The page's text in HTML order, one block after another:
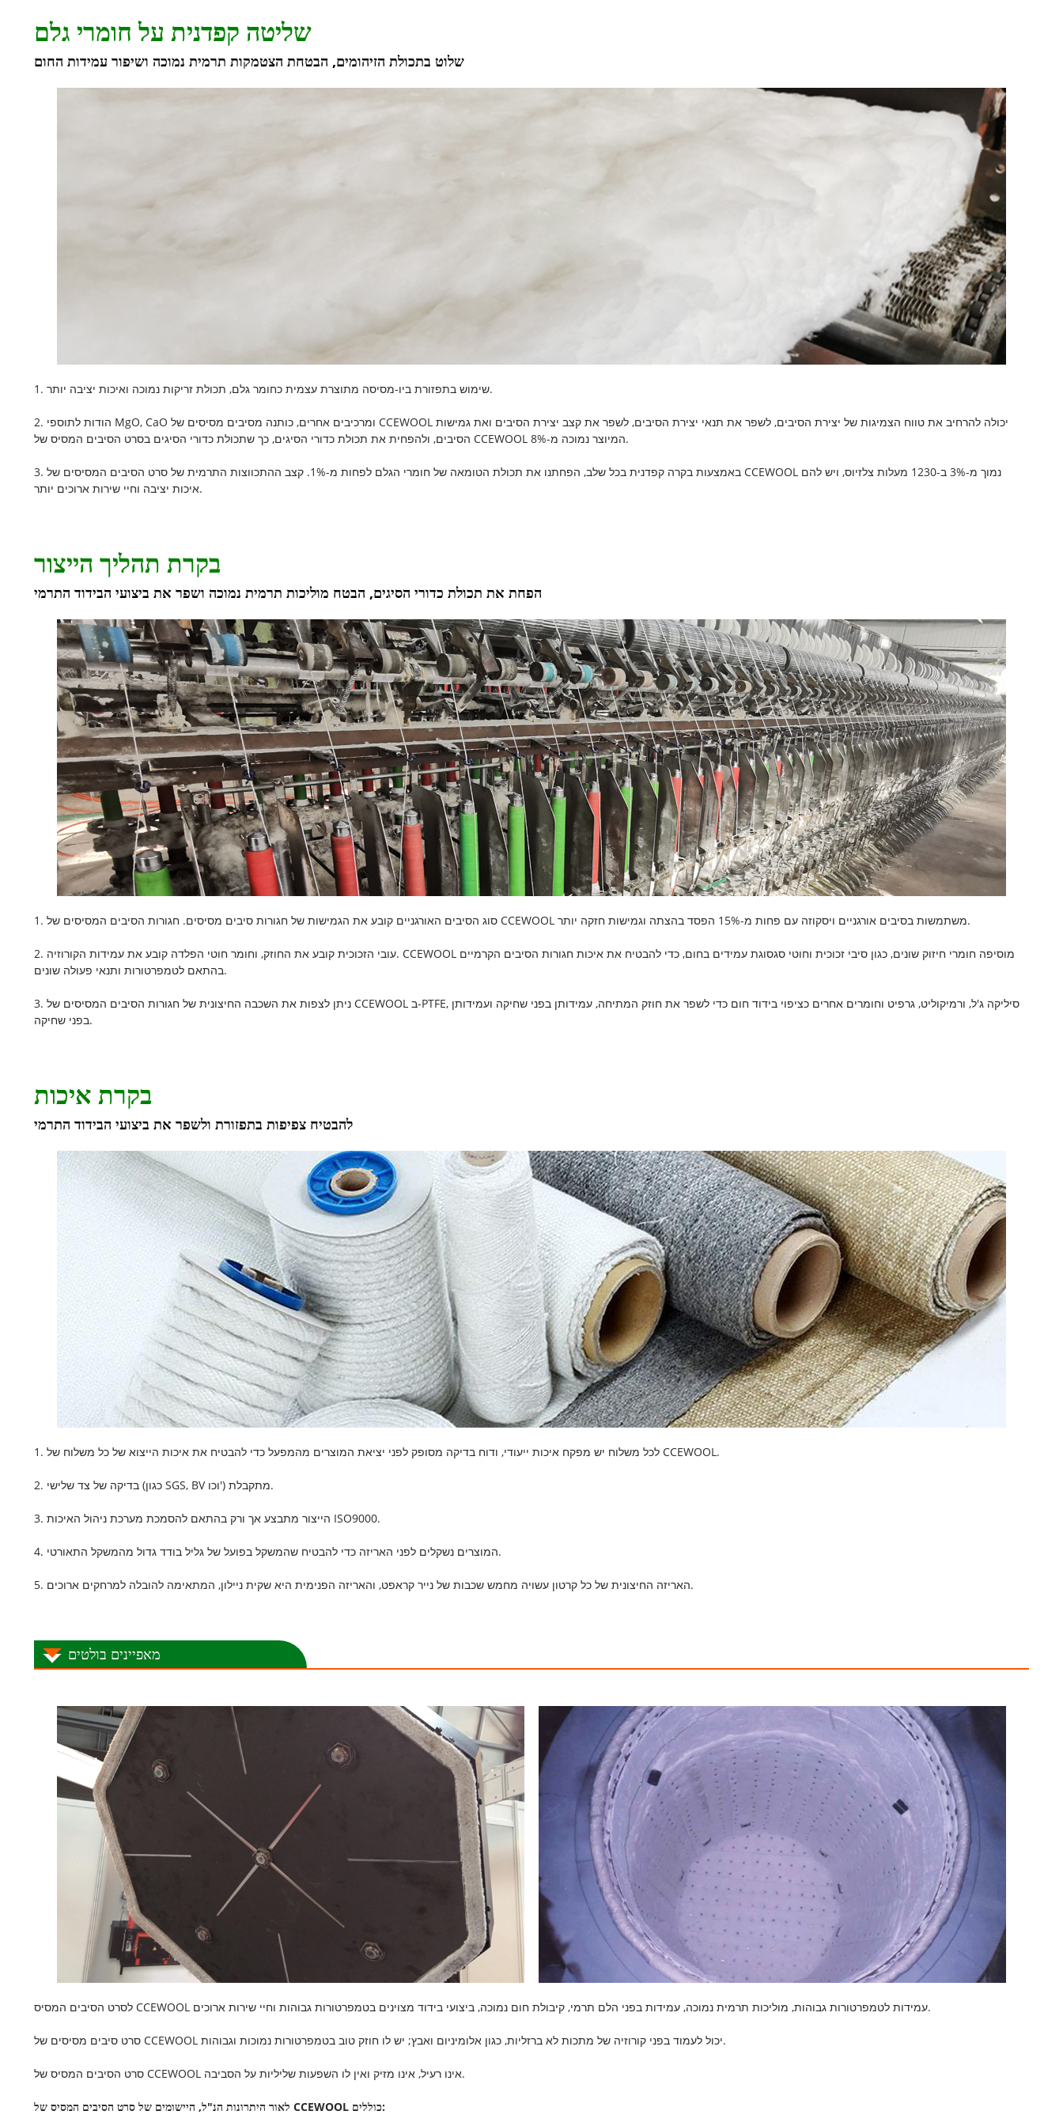
שליטה קפדנית על חומרי גלם
שלוט בתכולת הזיהומים, הבטחת הצטמקות תרמית נמוכה ושיפור עמידות החום
1. שימוש בתפזורת ביו-מסיסה מתוצרת עצמית כחומר גלם, תכולת זריקות נמוכה ואיכות יציבה יותר.
2. הודות לתוספי MgO, CaO ומרכיבים אחרים, כותנה מסיבים מסיסים של CCEWOOL יכולה להרחיב את טווח הצמיגות של יצירת הסיבים, לשפר את תנאי יצירת הסיבים, לשפר את קצב יצירת הסיבים ואת גמישות
הסיבים, ולהפחית את תכולת כדורי הסיגים, כך שתכולת כדורי הסיגים בסרט הסיבים המסיס של CCEWOOL המיוצר נמוכה מ-8%.
3. באמצעות בקרה קפדנית בכל שלב, הפחתנו את תכולת הטומאה של חומרי הגלם לפחות מ-1%. קצב ההתכווצות התרמית של סרט הסיבים המסיסים של CCEWOOL נמוך מ-3% ב-1230 מעלות צלזיוס, ויש להם
איכות יציבה וחיי שירות ארוכים יותר.
בקרת תהליך הייצור
הפחת את תכולת כדורי הסיגים, הבטח מוליכות תרמית נמוכה ושפר את ביצועי הבידוד התרמי
1. סוג הסיבים האורגניים קובע את הגמישות של חגורות סיבים מסיסים. חגורות הסיבים המסיסים של CCEWOOL משתמשות בסיבים אורגניים ויסקוזה עם פחות מ-15% הפסד בהצתה וגמישות חזקה יותר.
2. עובי הזכוכית קובע את החוזק, וחומר חוטי הפלדה קובע את עמידות הקורוזיה. CCEWOOL מוסיפה חומרי חיזוק שונים, כגון סיבי זכוכית וחוטי סגסוגת עמידים בחום, כדי להבטיח את איכות חגורות הסיבים הקרמיים
בהתאם לטמפרטורות ותנאי פעולה שונים.
3. ניתן לצפות את השכבה החיצונית של חגורות הסיבים המסיסים של CCEWOOL ב-PTFE, סיליקה ג'ל, ורמיקוליט, גרפיט וחומרים אחרים כציפוי בידוד חום כדי לשפר את חוזק המתיחה, עמידותן בפני שחיקה ועמידותן
בפני שחיקה.
בקרת איכות
להבטיח צפיפות בתפזורת ולשפר את ביצועי הבידוד התרמי
1. לכל משלוח יש מפקח איכות ייעודי, ודוח בדיקה מסופק לפני יציאת המוצרים מהמפעל כדי להבטיח את איכות הייצוא של כל משלוח של CCEWOOL.
2. בדיקה של צד שלישי (כגון SGS, BV וכו') מתקבלת.
3. הייצור מתבצע אך ורק בהתאם להסמכת מערכת ניהול האיכות ISO9000.
4. המוצרים נשקלים לפני האריזה כדי להבטיח שהמשקל בפועל של גליל בודד גדול מהמשקל התאורטי.
5. האריזה החיצונית של כל קרטון עשויה מחמש שכבות של נייר קראפט, והאריזה הפנימית היא שקית ניילון, המתאימה להובלה למרחקים ארוכים.
מאפיינים בולטים
לסרט הסיבים המסיס CCEWOOL עמידות לטמפרטורות גבוהות, מוליכות תרמית נמוכה, עמידות בפני הלם תרמי, קיבולת חום נמוכה, ביצועי בידוד מצוינים בטמפרטורות גבוהות וחיי שירות ארוכים.
סרט סיבים מסיסים של CCEWOOL יכול לעמוד בפני קורוזיה של מתכות לא ברזליות, כגון אלומיניום ואבץ; יש לו חוזק טוב בטמפרטורות נמוכות וגבוהות.
סרט הסיבים המסיס של CCEWOOL אינו רעיל, אינו מזיק ואין לו השפעות שליליות על הסביבה.
לאור היתרונות הנ"ל, היישומים של סרט הסיבים המסיס של CCEWOOL כוללים: